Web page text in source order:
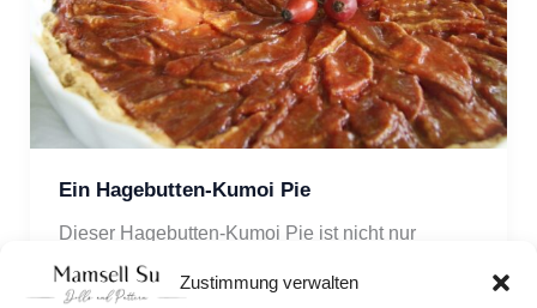
Zustimmung verwalten
Ein Hagebutten-Kumoi Pie
Dieser Hagebutten-Kumoi Pie ist nicht nur
ungewöhnlich sondern auch richtig lecker. Wie’s
geht findet ihr im heutigen Rezept.